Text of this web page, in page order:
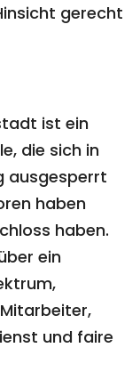
gerecht
ist ein
die sich in
ausgesperrt
haben
haben.
ein
und faire